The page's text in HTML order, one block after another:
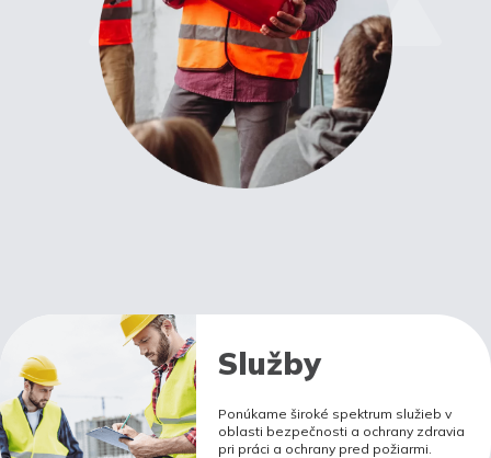
Služby
Ponúkame široké spektrum služieb v
oblasti bezpečnosti a ochrany zdravia
pri práci a ochrany pred požiarmi.